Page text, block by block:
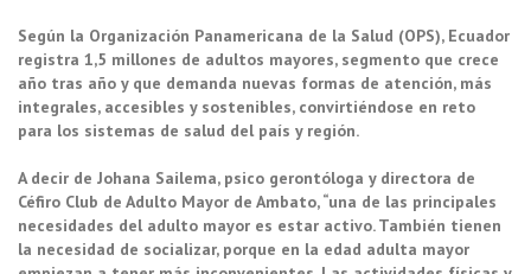
Según la Organización Panamericana de la Salud (OPS), Ecuador
registra 1,5 millones de adultos mayores, segmento que crece
año tras año y que demanda nuevas formas de atención, más
integrales, accesibles y sostenibles, convirtiéndose en reto
para los sistemas de salud del país y región.
A decir de Johana Sailema, psico gerontóloga y directora de
Céfiro Club de Adulto Mayor de Ambato, “una de las principales
necesidades del adulto mayor es estar activo. También tienen
la necesidad de socializar, porque en la edad adulta mayor